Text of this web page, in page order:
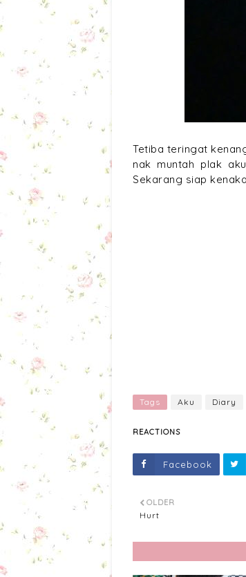
Tetiba teringat
nak muntah plak
Sekarang siap
Tags Aku Diary
REACTIONS
Facebook
OLDER
Hurt